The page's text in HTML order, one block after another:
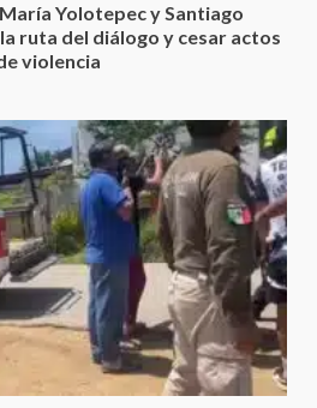
Yolotepec y Santiago
ruta del diálogo y cesar actos
violencia
Juárez caso de maltrato
tras denuncia ciudadana
a Ernesto Ruffo en Baja
FGR lo investiga por
presuntos delitos de
organizada y
contrabando
2026
con orden y tranquilidad
el proceso electoral
de Santiago
Xanica: Jesús Romero
2026